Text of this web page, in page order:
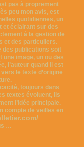
pas à proprement
peu mon avis, est
quotidiennes, un
et éclairant sur des
à la gestion de
et des particuliers.
des publications soit
image, un ou des
l’auteur quand il est
le texte d’origine
toujours dans
textes évoluent, ils
l’idée principale.
compte de veilles en
…